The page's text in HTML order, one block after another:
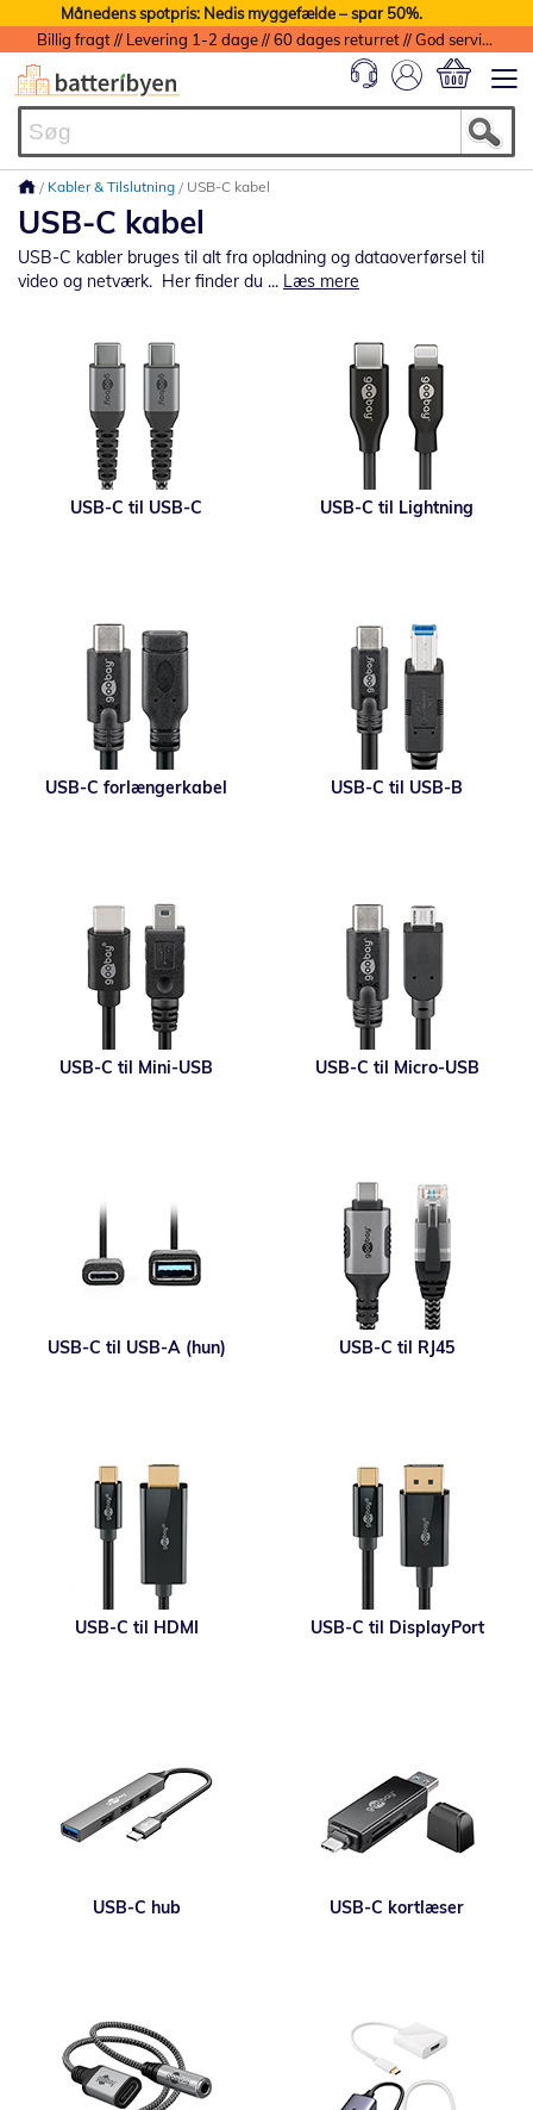
Månedens spotpris: Nedis myggefælde – spar 50%.
Billig fragt // Levering 1-2 dage // 60 dages returret // God service med garanti
Kabler & Tilslutning USB-C kabel
USB-C kabel
USB-C kabler bruges til alt fra opladning og dataoverførsel til
video og netværk. Her finder du ... Læs mere
USB-C til USB-C USB-C til Lightning
USB-C forlængerkabel USB-C til USB-B
USB-C til Mini-USB USB-C til Micro-USB
USB-C til USB-A (hun) USB-C til RJ45
USB-C til HDMI USB-C til DisplayPort
USB-C hub USB-C kortlæser